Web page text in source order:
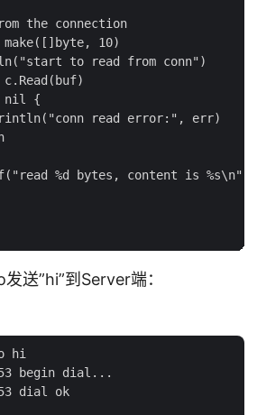
the connection
10)
to read from conn")
nil {
read error:", err)
%d bytes, content is %s\n",
送”hi”到Server端：
hi
begin dial...
dial ok